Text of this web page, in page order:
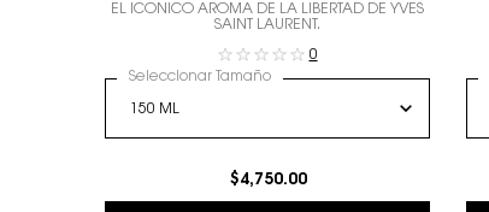
EL ICÓNICO AROMA DE LA LIBERTAD DE YVES
SAINT LAURENT.
0
Seleccionar Tamaño
$4,750.00